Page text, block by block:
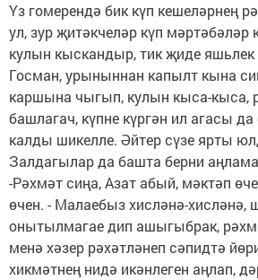
Үз гомерендә бик күп кешеләрнең
ул, зур җитәкчеләр күп мәртәбәләр
кулын кыскандыр, тик җиде
Госман, урыныннан капылт кына
каршына чыгып, кулын кыса-кыса,
башлагач, күпне күргән ил агасы
калды шикелле. Әйтер сүзе ярты
Залдагылар да башта берни
-Рәхмәт сиңа, Азат абый, мәктәп
өчен. - Малаебыз хисләнә-хисләнә,
онытылмагае дип ашыгыбрак,
менә хәзер рәхәтләнеп сәпидтә
хикмәтнең нидә икәнлеген аңлап,